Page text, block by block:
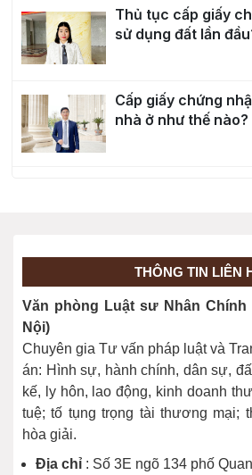
Thủ tục cấp giấy
sử dụng đất lần
Cấp giấy chứng
nhà ở như thế nào?
Điều kiện cấp Sổ
tăng thêm như thế
Thủ tục cấp sổ đỏ
xen kẹt”
THÔNG TIN LIÊN
Văn phòng Luật sư Nhân
Nội)
Chuyên gia Tư vấn pháp luật và
án: Hình sự, hành chính, dân sự,
kế, ly hôn, lao động, kinh doanh
tuệ; tố tụng trọng tài thương mại;
hòa giải.
Địa chỉ : Số 3E ngõ 134 phố